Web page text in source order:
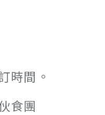
時間。
食團